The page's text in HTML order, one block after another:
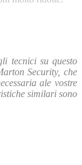
tecnici su questo
Security, che
ale vostre
similari sono